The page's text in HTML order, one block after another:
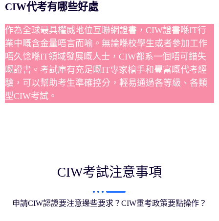
CIW代考有哪些好處
作為全球最具權威地位互聯網證書，CIW證書喺IT行
業中嘅含金量唔言而喻。無論喺校學生或者參加工作
唔久惗喺IT領域發展嘅人士，CIW都系一個唔可錯失
嘅證書。考試庫有充足嘅IT專家槍手和豐富嘅代考經
驗，可以幫助考生準確控分，輕易通過各等級、各類
型CIW考試。
CIW考試注意事項
申請CIW認證要注意邊些要求？CIW重考政策要點操作？